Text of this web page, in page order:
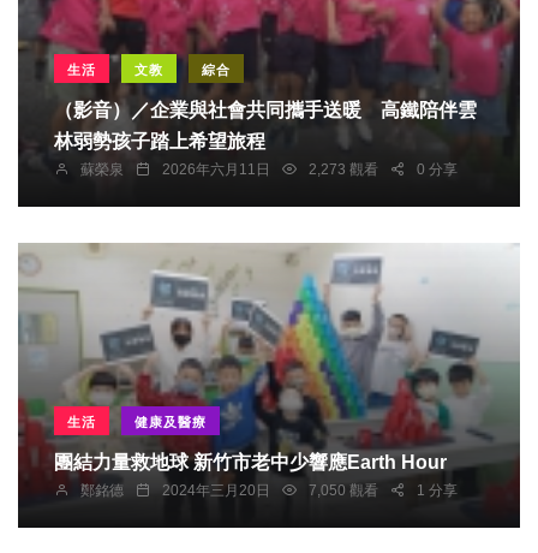
生活 文教 綜合
（影音）／企業與社會共同攜手送暖 高鐵陪伴雲
林弱勢孩子踏上希望旅程
蘇榮泉 2026年六月11日 2,273 觀看 0 分享
生活 健康及醫療
團結力量救地球 新竹市老中少響應Earth Hour
鄭銘德 2024年三月20日 7,050 觀看 1 分享